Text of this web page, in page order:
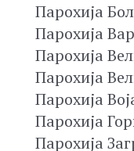
Парохија
Парохија
Парохија
Парохија
Парохија
Парохија
Парохија